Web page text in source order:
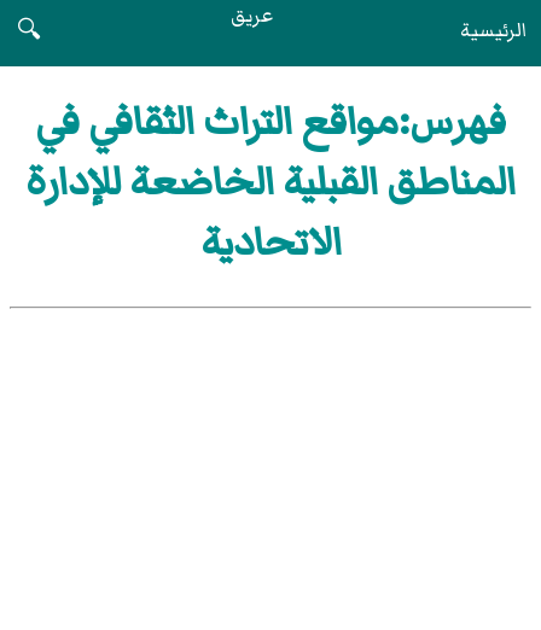
الرئيسية عريق
🔍
فهرس:مواقع التراث الثقافي في
المناطق القبلية الخاضعة للإدارة
الاتحادية